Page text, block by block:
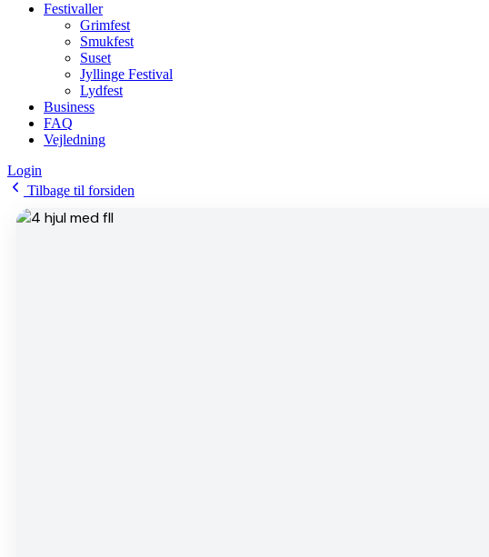
Festivaller
Grimfest
Smukfest
Suset
Jyllinge Festival
Lydfest
Business
FAQ
Vejledning
Login
Tilbage til forsiden